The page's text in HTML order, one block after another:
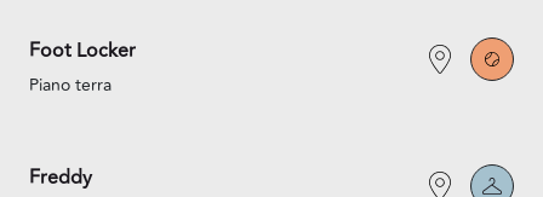
Foot Locker
Piano terra
Freddy